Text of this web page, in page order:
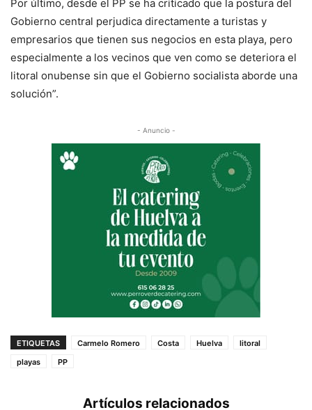
Por último, desde el PP se ha criticado que la postura del
Gobierno central perjudica directamente a turistas y
empresarios que tienen sus negocios en esta playa, pero
especialmente a los vecinos que ven como se deteriora el
litoral onubense sin que el Gobierno socialista aborde una
solución”.
- Anuncio -
ETIQUETAS Carmelo Romero Costa Huelva
litoral
playas
PP
Artículos relacionados